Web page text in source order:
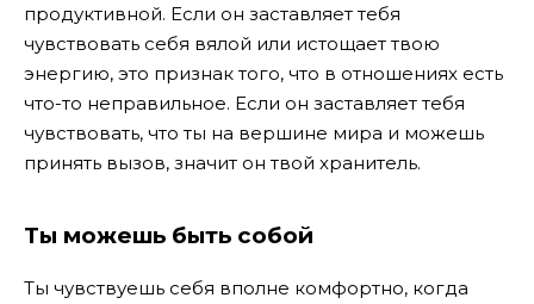
продуктивной. Если он заставляет тебя
чувствовать себя вялой или истощает твою
энергию, это признак того, что в отношениях есть
что-то неправильное. Если он заставляет тебя
чувствовать, что ты на вершине мира и можешь
принять вызов, значит он твой хранитель.
Ты можешь быть собой
Ты чувствуешь себя вполне комфортно, когда